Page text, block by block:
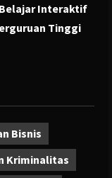
Belajar Interaktif
Tinggi
Bisnis
Kriminalitas